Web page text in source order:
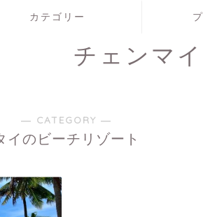
カテゴリー
チェンマ
― CATEGORY ―
イのビーチリゾート